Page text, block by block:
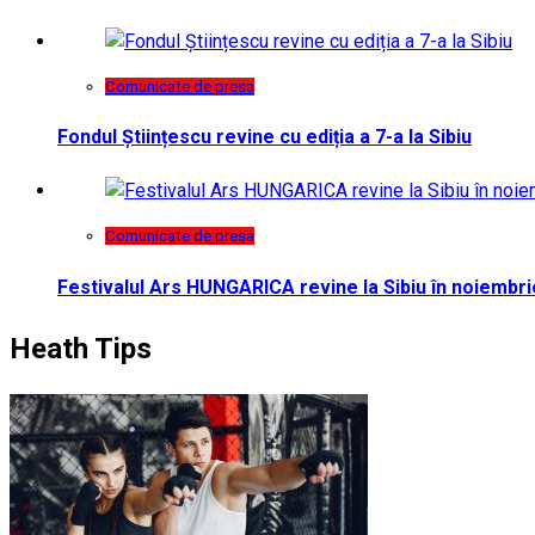
Comunicate de presa
Fondul Științescu revine cu ediția a 7-a la Sibiu
Comunicate de presa
Festivalul Ars HUNGARICA revine la Sibiu în
Heath Tips